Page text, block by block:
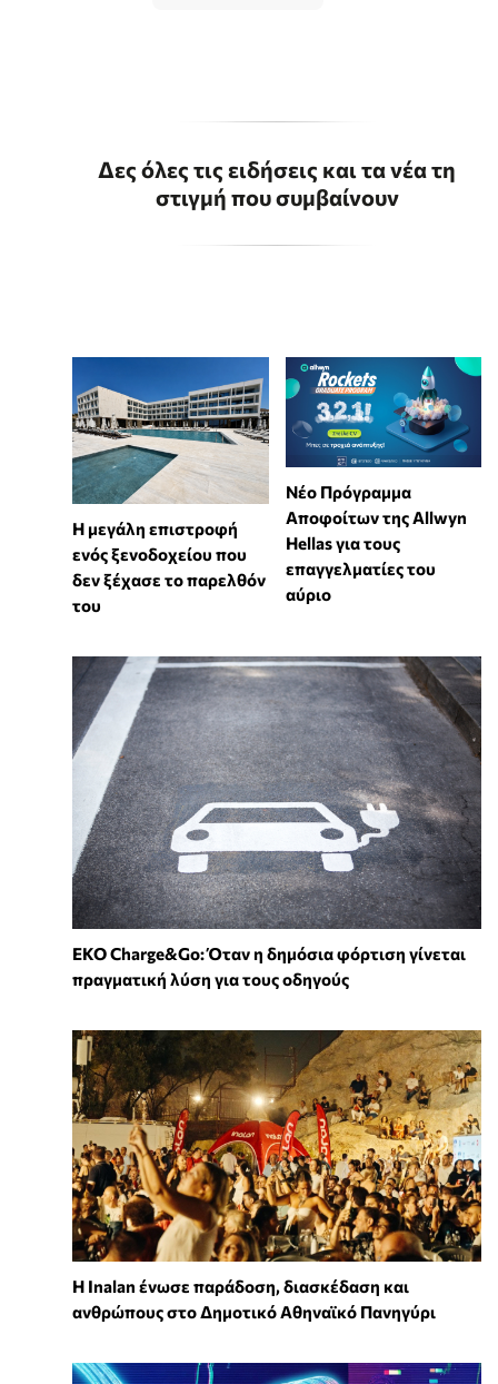
Δες όλες τις ειδήσεις και τα νέα τη
στιγμή που συμβαίνουν
Η μεγάλη επιστροφή
ενός ξενοδοχείου που
δεν ξέχασε το παρελθόν
του
Νέο Πρόγραμμα
Αποφοίτων της Allwyn
Hellas για τους
επαγγελματίες του
αύριο
EKO Charge&Go: Όταν η δημόσια φόρτιση γίνεται
πραγματική λύση για τους οδηγούς
Η Inalan ένωσε παράδοση, διασκέδαση και
ανθρώπους στο Δημοτικό Αθηναϊκό Πανηγύρι